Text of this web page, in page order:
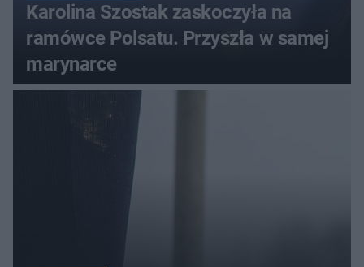
Karolina Szostak zaskoczyła na
ramówce Polsatu. Przyszła w samej
marynarce